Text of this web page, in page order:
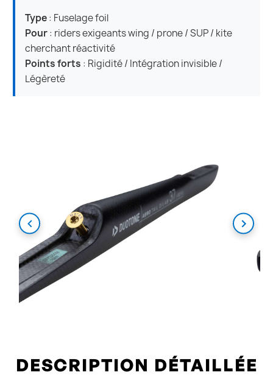
Type: Fuselage foil
Pour: riders exigeants wing / prone / SUP / kite
cherchant réactivité
Points forts : Rigidité / Intégration invisible /
Légèreté
DESCRIPTION DÉTAILLÉE